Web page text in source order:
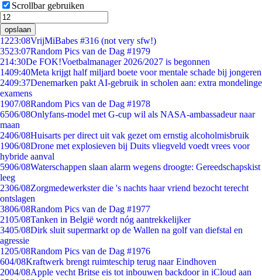
Scrollbar gebruiken
opslaan
1223:08VrijMiBabes #316 (not very sfw!)
3523:07Random Pics van de Dag #1979
214:30De FOK!Voetbalmanager 2026/2027 is begonnen
1409:40Meta krijgt half miljard boete voor mentale schade bij jongeren
2409:37Denemarken pakt AI-gebruik in scholen aan: extra mondelinge
examens
1907/08Random Pics van de Dag #1978
6506/08Onlyfans-model met G-cup wil als NASA-ambassadeur naar
maan
2406/08Huisarts per direct uit vak gezet om ernstig alcoholmisbruik
1906/08Drone met explosieven bij Duits vliegveld voedt vrees voor
hybride aanval
5906/08Waterschappen slaan alarm wegens droogte: Gereedschapskist
leeg
2306/08Zorgmedewerkster die 's nachts haar vriend bezocht terecht
ontslagen
3806/08Random Pics van de Dag #1977
2105/08Tanken in België wordt nóg aantrekkelijker
3405/08Dirk sluit supermarkt op de Wallen na golf van diefstal en
agressie
1205/08Random Pics van de Dag #1976
604/08Kraftwerk brengt ruimteschip terug naar Eindhoven
2004/08Apple vecht Britse eis tot inbouwen backdoor in iCloud aan